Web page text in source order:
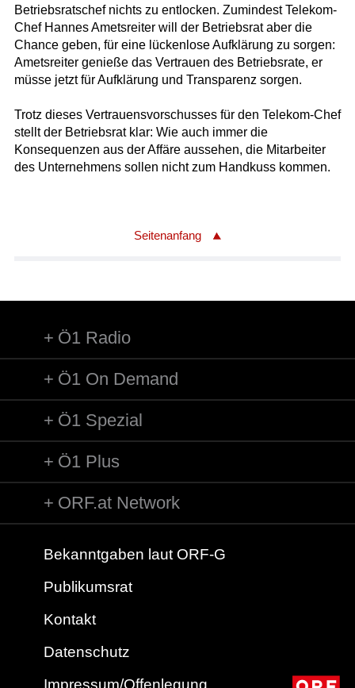
Betriebsratschef nichts zu entlocken. Zumindest Telekom-
Chef Hannes Ametsreiter will der Betriebsrat aber die
Chance geben, für eine lückenlose Aufklärung zu sorgen:
Ametsreiter genieße das Vertrauen des Betriebsrate, er
müsse jetzt für Aufklärung und Transparenz sorgen.
Trotz dieses Vertrauensvorschusses für den Telekom-Chef
stellt der Betriebsrat klar: Wie auch immer die
Konsequenzen aus der Affäre aussehen, die Mitarbeiter
des Unternehmens sollen nicht zum Handkuss kommen.
Seitenanfang
Ö1 Radio
Ö1 On Demand
Ö1 Spezial
Ö1 Plus
ORF.at Network
Bekanntgaben laut ORF-G
Publikumsrat
Kontakt
Datenschutz
Impressum/Offenlegung